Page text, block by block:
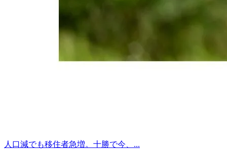
人口減でも移住者急増。十勝で今、...